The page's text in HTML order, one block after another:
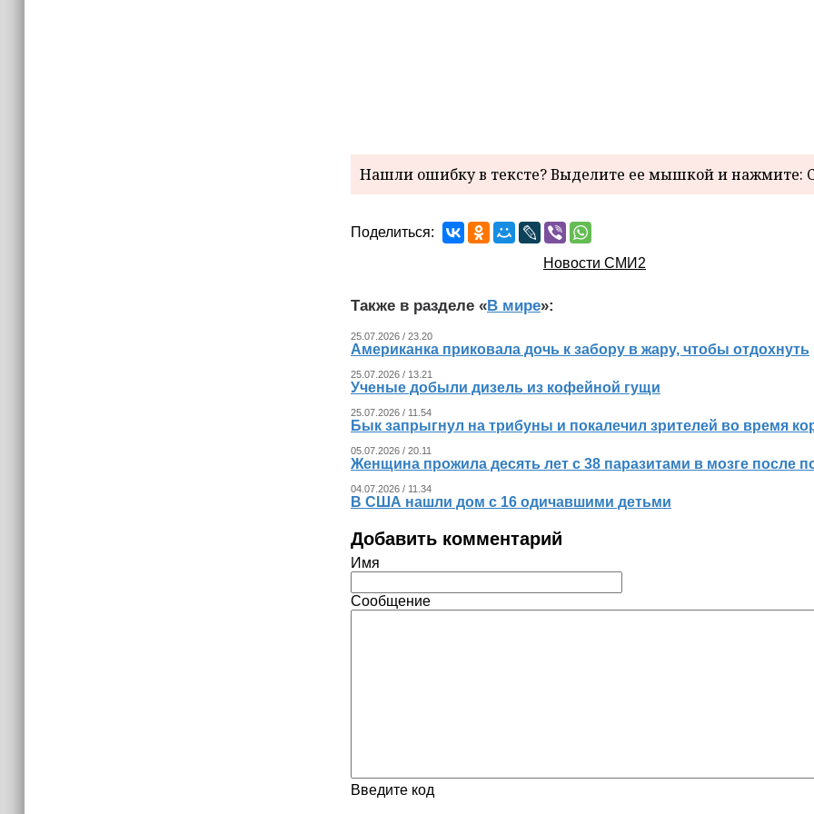
Нашли ошибку в тексте? Выделите ее мышкой и нажмите:
Поделиться:
Новости СМИ2
Также в разделе «В мире»:
25.07.2026 / 23.20
Американка приковала дочь к забору в жару, чтобы отдохнуть
25.07.2026 / 13.21
Ученые добыли дизель из кофейной гущи
25.07.2026 / 11.54
Бык запрыгнул на трибуны и покалечил зрителей во время
05.07.2026 / 20.11
Женщина прожила десять лет с 38 паразитами в мозге после
04.07.2026 / 11.34
В США нашли дом с 16 одичавшими детьми
Добавить комментарий
Имя
Сообщение
Введите код